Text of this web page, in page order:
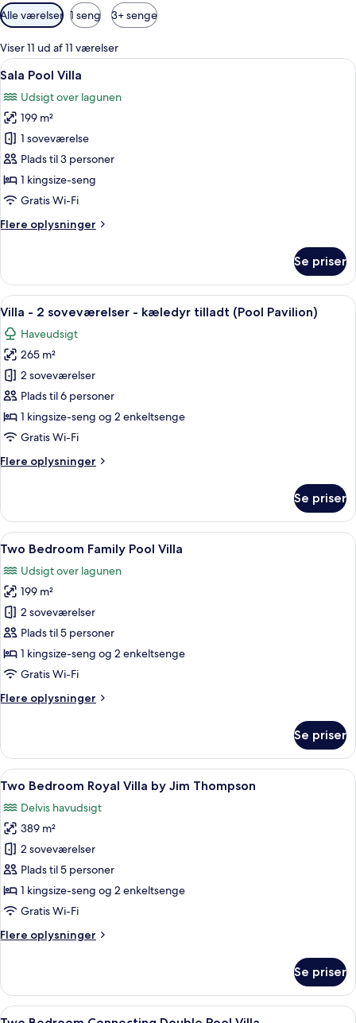
Tilgængelige
filtre
for
værelser
Alle værelser 1 seng 3+ senge
Viser 11 ud af 11 værelser
Indlæs
alle
billeder
af
Sala
Pool
Villa
En boligejendom med
3
Sala Pool Villa
Udsigt over lagunen
199 m²
1 soveværelse
Plads til 3 personer
1 kingsize-seng
Gratis Wi-Fi
Flere oplysninger
Flere
Pool
Villa
Se priser
Indlæs
alle
billeder
af
Villa
-
2
soveværelser
kæledyr
Pavilion)
Et moderne poolområde med
9
Villa - 2 soveværelser - kæledyr tilladt (Pool Pavilion)
Haveudsigt
265 m²
2 soveværelser
Plads til 6 personer
1 kingsize-seng og 2 enkeltsenge
Gratis Wi-Fi
Flere oplysninger
Flere
-
soveværelser
kæledyr
tilladt
(Pool
Pavilion)
Se priser
Indlæs
alle
billeder
af
Two
Bedroom
Family
Pool
Et moderne poolområde med frit
5
Two Bedroom Family Pool Villa
Udsigt over lagunen
199 m²
2 soveværelser
Plads til 5 personer
1 kingsize-seng og 2 enkeltsenge
Gratis Wi-Fi
Flere oplysninger
Flere
Bedroom
Family
Pool
Se priser
Indlæs
alle
billeder
af
Two
Bedroom
Royal
Villa
Jim
Et rummeligt soveværelse med en
6
Two Bedroom Royal Villa by Jim Thompson
Delvis havudsigt
389 m²
2 soveværelser
Plads til 5 personer
1 kingsize-seng og 2 enkeltsenge
Gratis Wi-Fi
Flere oplysninger
Flere
Bedroom
Royal
Villa
Se priser
Indlæs
Et rummeligt soveværelse med en
4